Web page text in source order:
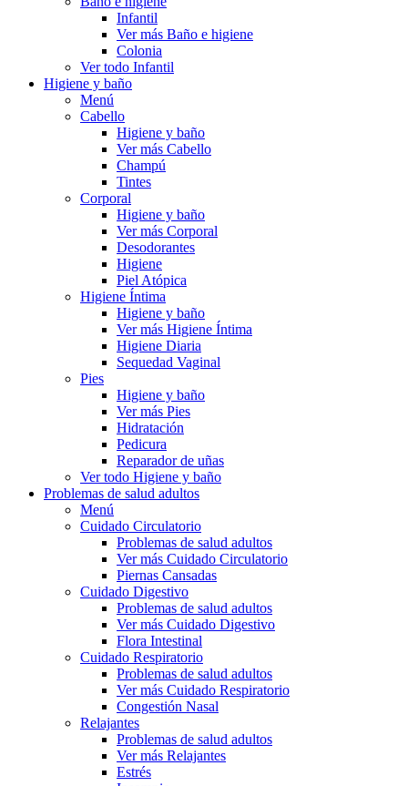
Infantil
Ver más Baño e higiene
Colonia
Ver todo Infantil
Higiene y baño
Menú
Cabello
Higiene y baño
Ver más Cabello
Champú
Tintes
Corporal
Higiene y baño
Ver más Corporal
Desodorantes
Higiene
Piel Atópica
Higiene Íntima
Higiene y baño
Ver más Higiene Íntima
Higiene Diaria
Sequedad Vaginal
Pies
Higiene y baño
Ver más Pies
Hidratación
Pedicura
Reparador de uñas
Ver todo Higiene y baño
Problemas de salud adultos
Menú
Cuidado Circulatorio
Problemas de salud adultos
Ver más Cuidado Circulatorio
Piernas Cansadas
Cuidado Digestivo
Problemas de salud adultos
Ver más Cuidado Digestivo
Flora Intestinal
Cuidado Respiratorio
Problemas de salud adultos
Ver más Cuidado Respiratorio
Congestión Nasal
Relajantes
Problemas de salud adultos
Ver más Relajantes
Estrés